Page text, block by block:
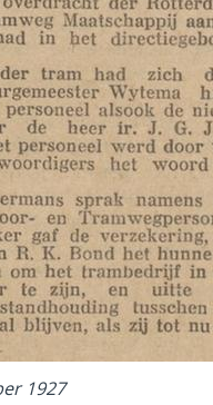
1927